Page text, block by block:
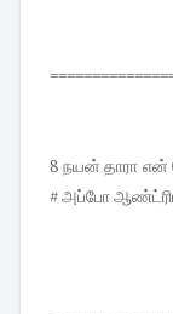
8 நயன் தாரா என்
# அப்போ